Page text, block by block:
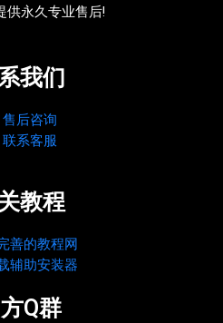
供永久专业售后!
我们
售后咨询
联系客服
教程
善的教程网
辅助安装器
Q群